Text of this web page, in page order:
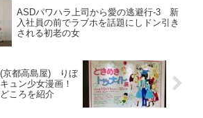
ASDパワハラ上司から愛の逃避行-3 新
入社員の前でラブホを話題にしドン引き
される初老の女
(京都高島屋) りぼ
ュン少女漫画！
ころを紹介